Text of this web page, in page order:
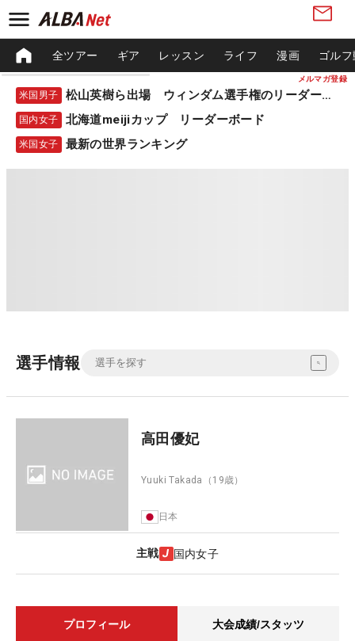
メルマガ登録
全ツアー ギア レッスン ライフ 漫画 ゴル
米国男子 松山英樹ら出場 ウィンダム選手権のリーダーボード
国内女子 北海道meijiカップ リーダーボード
米国女子 最新の世界ランキング
選手情報
高田優妃
Yuuki Takada （19歳）
日本
主戦 国内女子
プロフィール 大会成績/スタッツ